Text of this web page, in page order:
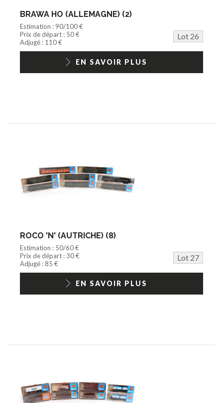
BRAWA HO (ALLEMAGNE) (2)
Estimation : 90/100 €
Prix de départ : 50 €
Lot 26
Adjugé : 110 €
EN SAVOIR PLUS
ROCO 'N' (AUTRICHE) (8)
Estimation : 50/60 €
Prix de départ : 30 €
Lot 27
Adjugé : 85 €
EN SAVOIR PLUS